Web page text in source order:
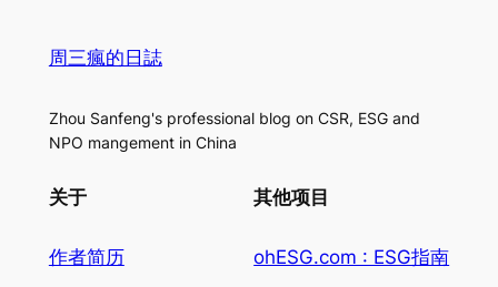
周三瘋的日誌
Zhou Sanfeng's professional blog on CSR, ESG and
NPO mangement in China
关于
作者简历
其他项目
ohESG.com : ESG指南